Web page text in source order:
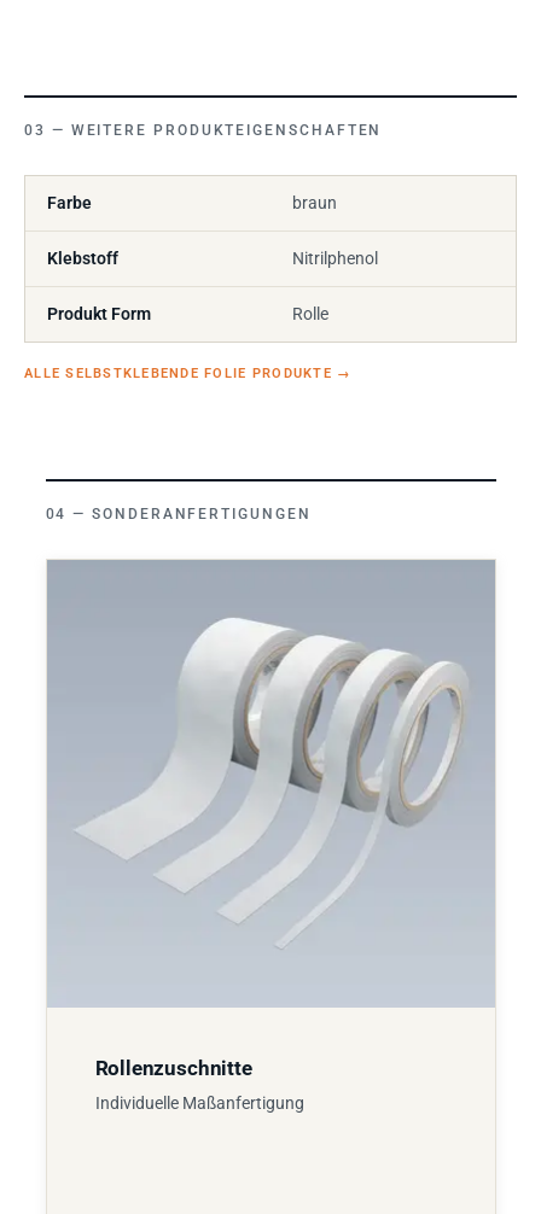
WEITERE PRODUKTEIGENSCHAFTEN
Farbe braun
Klebstoff Nitrilphenol
Produkt Form Rolle
ALLE SELBSTKLEBENDE FOLIE PRODUKTE →
SONDERANFERTIGUNGEN
Rollenzuschnitte
Individuelle Maßanfertigung